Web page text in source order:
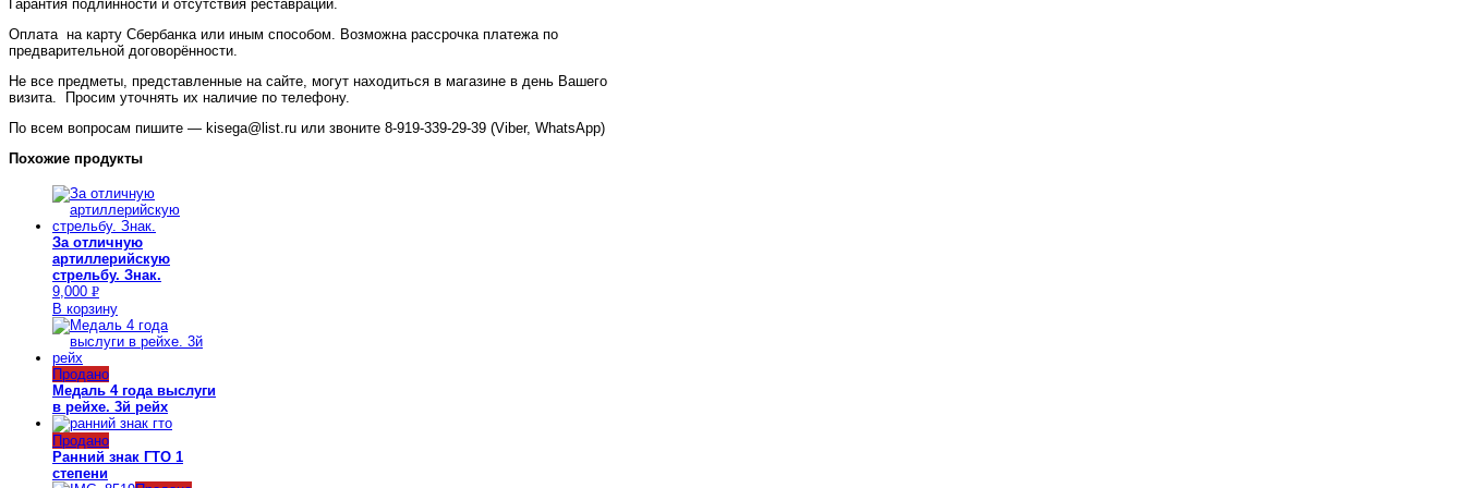
Гарантия подлинности и отсутствия реставрации.
Оплата на карту Сбербанка или иным способом. Возможна рассрочка платежа по
предварительной договорённости.
Не все предметы, представленные на сайте, могут находиться в магазине в день Вашего
визита. Просим уточнять их наличие по телефону.
По всем вопросам пишите — kisega@list.ru или звоните 8-919-339-29-39 (Viber, WhatsApp)
Похожие продукты
За отличную
артиллерийскую
стрельбу. Знак.
9,000 Р
УБ.
В корзину
Продано
Медаль 4 года выслуги
в рейхе. 3й рейх
Продано
Ранний знак ГТО 1
степени